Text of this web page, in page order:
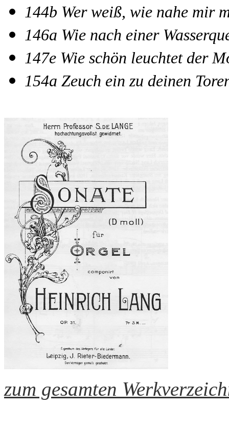
144b Wer weiß, wie nahe mir
146a Wie nach einer
147e Wie schön leuchtet der
154a Zeuch ein zu deinen
zum gesamten